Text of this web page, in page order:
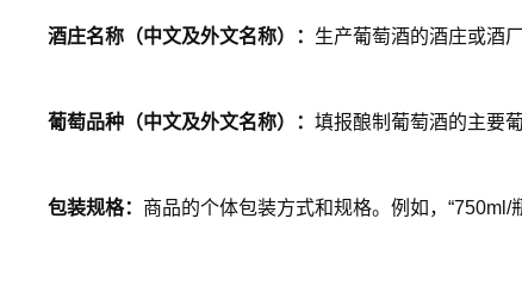
酒庄名称（中文及外文名称）： 生产葡萄酒的酒庄或酒
葡萄品种（中文及外文名称）： 填报酿制葡萄酒的主要
包装规格： 商品的个体包装方式和规格。例如，“750ml/